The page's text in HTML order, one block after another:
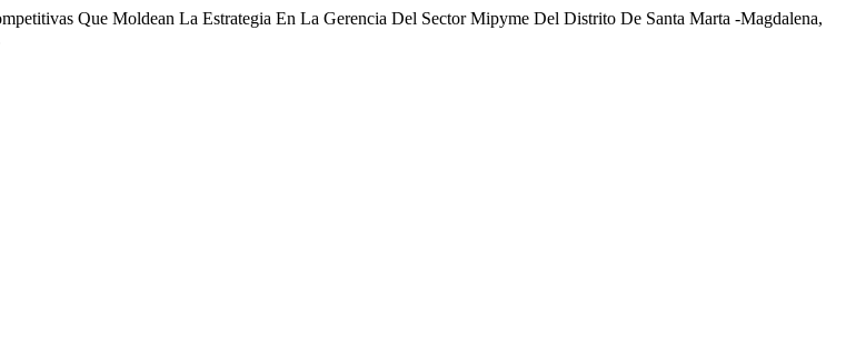
Que Moldean La Estrategia En La Gerencia Del Sector Mipyme Del Distrito De Santa Marta -Magdalena,